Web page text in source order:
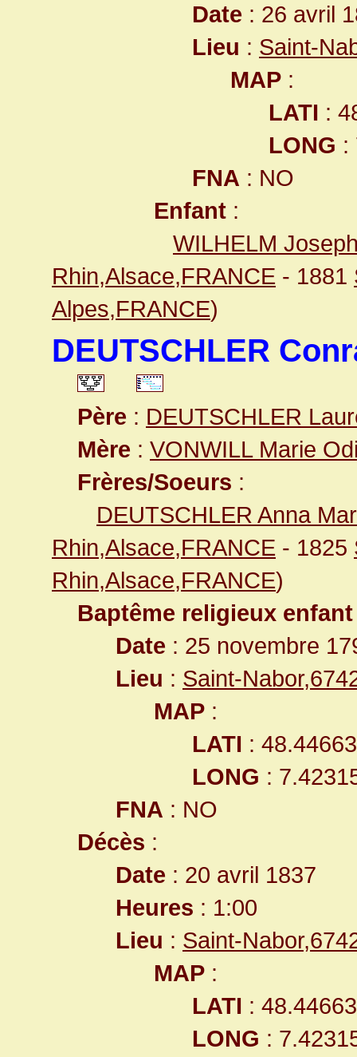
Date : 26 avril
Lieu : Saint-
MAP :
LATI :
LONG :
FNA : NO
Enfant :
WILHELM
Rhin,Alsace,FRANCE - 1881
Alpes,FRANCE)
DEUTSCHLER
Père : DEUTSCHLER
Mère : VONWILL Marie
Frères/Soeurs :
DEUTSCHLER Anna
Rhin,Alsace,FRANCE - 1825
Rhin,Alsace,FRANCE)
Baptême religieux enfant
Date : 25 novembre
Lieu : Saint-
MAP :
LATI :
LONG :
FNA : NO
Décès :
Date : 20 avril 1837
Heures : 1:00
Lieu : Saint-
MAP :
LATI :
LONG :